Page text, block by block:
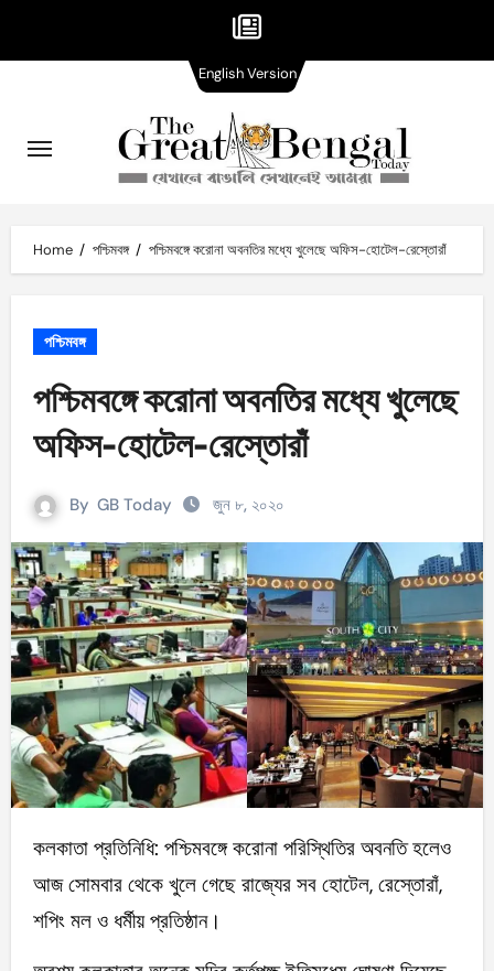
content
Home পশ্চিমবঙ্গ পশ্চিমবঙ্গে করোনা অবনতির মধ্যে খুলেছে অফিস-হোটেল-রেস্তোরাঁ
পশ্চিমবঙ্গ
পশ্চিমবঙ্গে করোনা অবনতির মধ্যে খুলেছে
অফিস-হোটেল-রেস্তোরাঁ
By GB Today জুন ৮, ২০২০
কলকাতা প্রতিনিধি: পশ্চিমবঙ্গে করোনা পরিস্থিতির অবনতি হলেও
আজ সোমবার থেকে খুলে গেছে রাজ্যের সব হোটেল, রেস্তোরাঁ,
শপিং মল ও ধর্মীয় প্রতিষ্ঠান।
English VersionVersion